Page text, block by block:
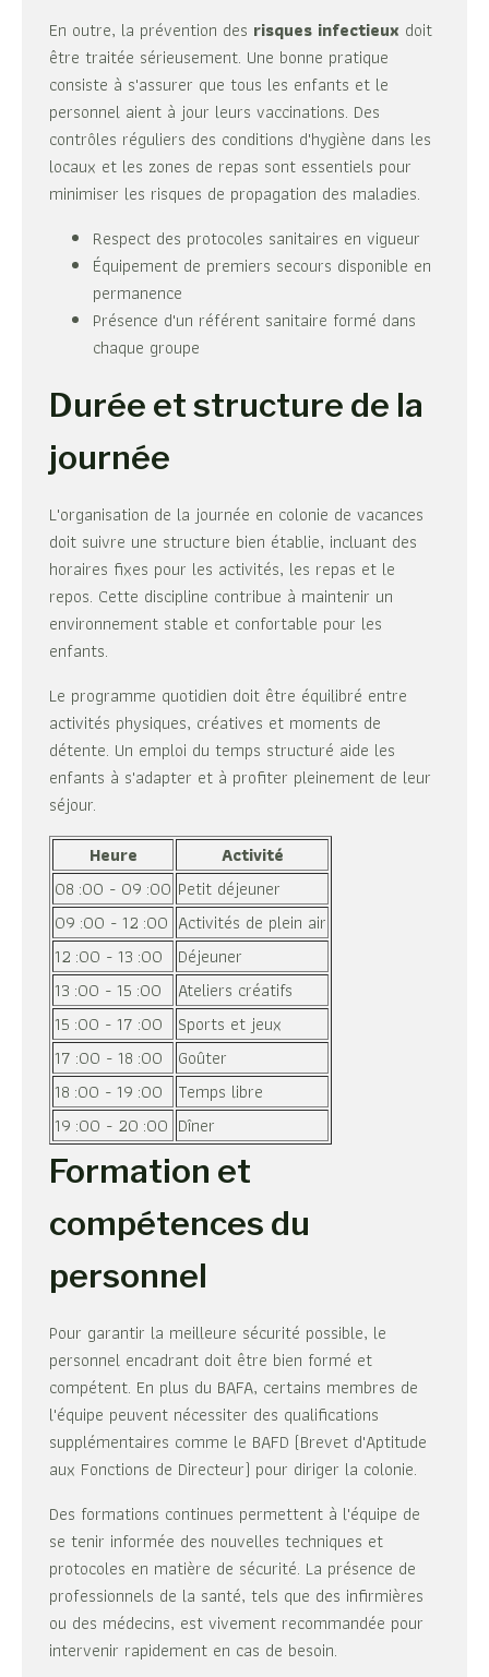
En outre, la prévention des risques infectieux doit
être traitée sérieusement. Une bonne pratique
consiste à s'assurer que tous les enfants et le
personnel aient à jour leurs vaccinations. Des
contrôles réguliers des conditions d'hygiène dans les
locaux et les zones de repas sont essentiels pour
minimiser les risques de propagation des maladies.
Respect des protocoles sanitaires en vigueur
Équipement de premiers secours disponible en
permanence
Présence d'un référent sanitaire formé dans
chaque groupe
Durée et structure de la
journée
L'organisation de la journée en colonie de vacances
doit suivre une structure bien établie, incluant des
horaires fixes pour les activités, les repas et le
repos. Cette discipline contribue à maintenir un
environnement stable et confortable pour les
enfants.
Le programme quotidien doit être équilibré entre
activités physiques, créatives et moments de
détente. Un emploi du temps structuré aide les
enfants à s'adapter et à profiter pleinement de leur
séjour.
Heure
Activité
08 :00 - 09 :00 Petit déjeuner
09 :00 - 12 :00 Activités de plein air
12 :00 - 13 :00
Déjeuner
13 :00 - 15 :00
Ateliers créatifs
15 :00 - 17 :00
Sports et jeux
17 :00 - 18 :00
Goûter
18 :00 - 19 :00
Temps libre
19 :00 - 20 :00 Dîner
Formation et
compétences du
personnel
Pour garantir la meilleure sécurité possible, le
personnel encadrant doit être bien formé et
compétent. En plus du BAFA, certains membres de
l'équipe peuvent nécessiter des qualifications
supplémentaires comme le BAFD (Brevet d'Aptitude
aux Fonctions de Directeur) pour diriger la colonie.
Des formations continues permettent à l'équipe de
se tenir informée des nouvelles techniques et
protocoles en matière de sécurité. La présence de
professionnels de la santé, tels que des infirmières
ou des médecins, est vivement recommandée pour
intervenir rapidement en cas de besoin.